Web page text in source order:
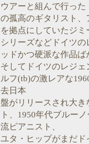
ウアーと組んで行っ
の孤高のギタリスト
を拠点にしていたジ
シリーズなどドイツ
ッドかつ硬派な作品ば
そしてドイツのレジ
ルフ(tb)の激レアな
去日本
盤がリリースされ大
ト、1950年代ブルー
流ピアニスト、
ユタ・ヒップがまだ